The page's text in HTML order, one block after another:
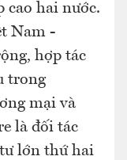
cao hai nước.
Nam -
hợp tác
trong
mại và
là đối tác
lớn thứ hai